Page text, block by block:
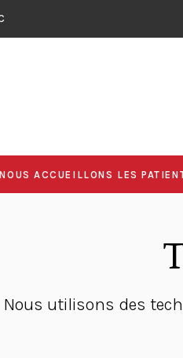
NOUS ACCUEILLONS LES
Nous utilisons des